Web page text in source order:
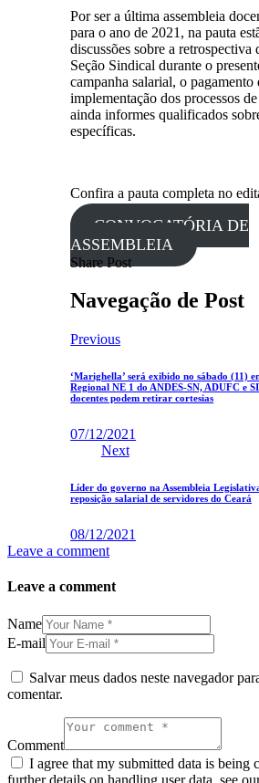
Por ser a última assembleia
para o ano de 2021, na pauta
discussões sobre a retrospectiva
Seção Sindical durante o
campanha salarial, o pagamento
implementação dos processos
ainda informes qualificados
específicas.
Confira a pauta completa no
CONVOCATÓRIA DE
ASSEMBLEIA
Share Post
Navegação de Post
Previous
‘Marighella’ será exibido no sábado (11)
Regional NE 1 do ANDES-SN, ADUFC e
docentes podem retirar cortesias
07/12/2021
Next
Líder do governo na Assembleia
reposição salarial de servidores do Ceará
08/12/2021
Leave a comment
Leave a comment
Name
E-mail
Salvar meus dados neste navegador
comentar.
Comment
I agree that my submitted data is being
further details on handling user data, see